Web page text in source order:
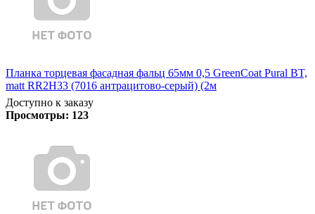
Планка торцевая фасадная фальц 65мм 0,5 GreenCoat Pural BT,
matt RR2H33 (7016 антрацитово-серый) (2м
Доступно к заказу
Просмотры: 123